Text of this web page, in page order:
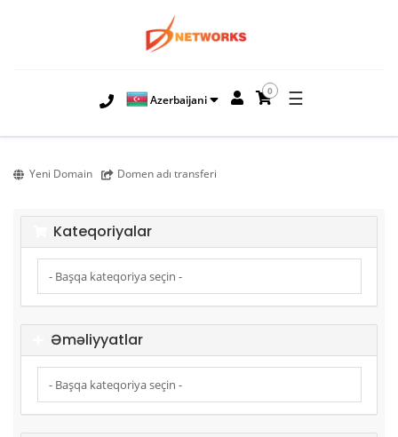
Azerbaijani
0 ☰
Yeni Domain Domen adı transferi
Kateqoriyalar
Əməliyyatlar